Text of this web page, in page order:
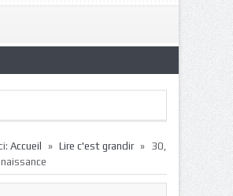
Accueil » Lire c'est grandir » 30,
naissance